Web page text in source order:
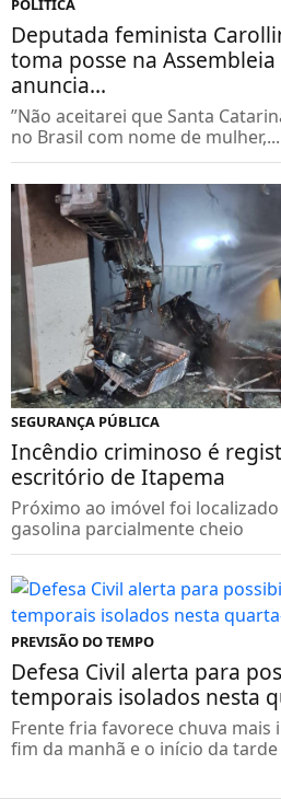
POLÍTICA
Deputada feminista
toma posse na
anuncia...
”Não aceitarei que Santa
no Brasil com nome de mulher,...
SEGURANÇA PÚBLICA
Incêndio criminoso é
escritório de Itapema
Próximo ao imóvel foi
gasolina parcialmente cheio
PREVISÃO DO TEMPO
Defesa Civil alerta para
temporais isolados nesta
Frente fria favorece chuva mais
fim da manhã e o início da tarde